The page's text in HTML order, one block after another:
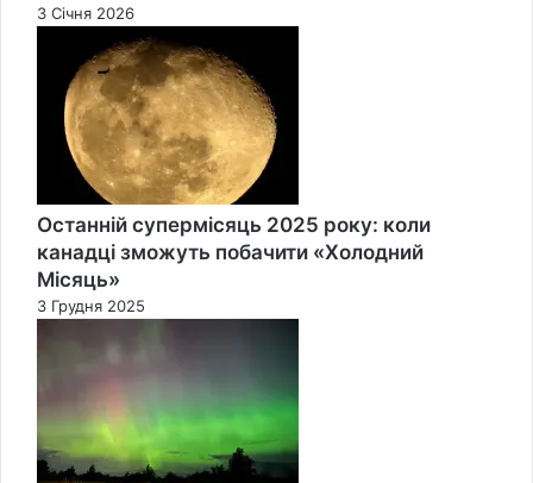
3 Січня 2026
Останній супермісяць 2025 року: коли
канадці зможуть побачити «Холодний
Місяць»
3 Грудня 2025